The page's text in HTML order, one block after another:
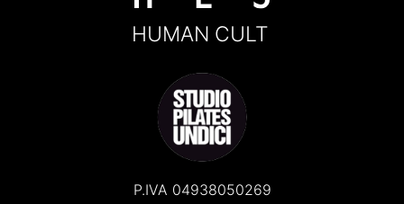
HUMAN CULT
P.IVA 04938050269